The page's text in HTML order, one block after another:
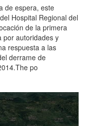
de espera, este
Hospital Regional del
de la primera
por autoridades y
respuesta a las
derrame de
po